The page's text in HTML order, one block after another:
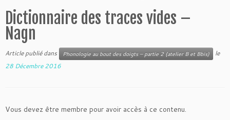
Dictionnaire des traces vides –
Nagn
Article publié dans Phonologie au bout des doigts – partie 2 (atelier B et Bbis)
le
28 Décembre 2016
Vous devez être membre pour avoir accès à ce contenu.